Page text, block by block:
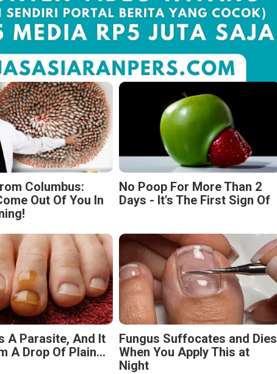
Columbus:
Out Of You In
No Poop For More Than 2
Days - It's The First Sign Of
A Parasite, And It
A Drop Of Plain...
Fungus Suffocates and Dies
When You Apply This at
Night